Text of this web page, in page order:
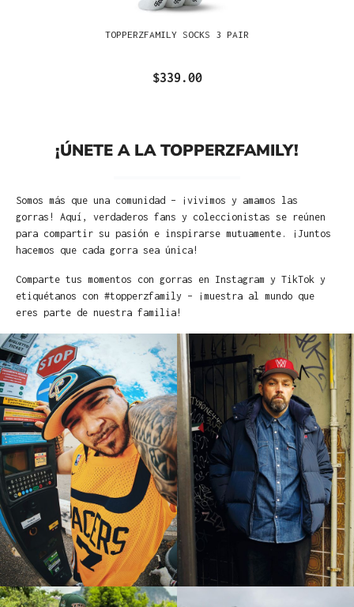
TOPPERZFAMILY SOCKS 3 PAIR
$339.00
¡ÚNETE A LA TOPPERZFAMILY!
Somos más que una comunidad – ¡vivimos y amamos las
gorras! Aquí, verdaderos fans y coleccionistas se reúnen
para compartir su pasión e inspirarse mutuamente. ¡Juntos
hacemos que cada gorra sea única!
Comparte tus momentos con gorras en Instagram y TikTok y
etiquétanos con #topperzfamily – ¡muestra al mundo que
eres parte de nuestra familia!